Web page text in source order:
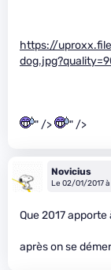
https://
" /> " />
Novicius
Le 02/01/2017
Que 2017
après on se